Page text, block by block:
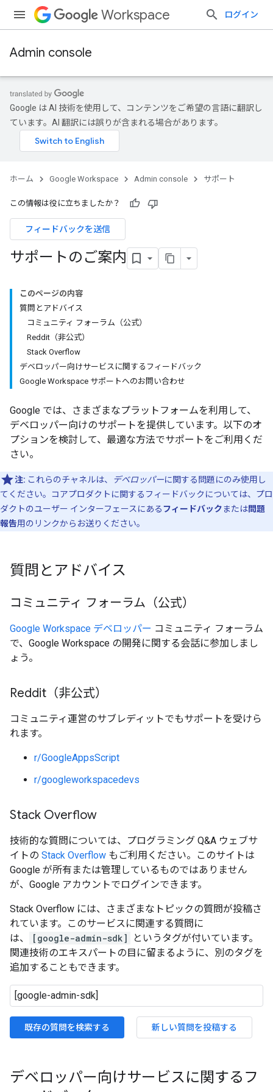
Workspace ログイン
Admin console
Google は AI 技術を使用して、コンテンツをご希望の言語に翻訳し
ています。AI 翻訳には誤りが含まれる場合があります。
ホーム Google Workspace Admin console サポート
この情報は役に立ちましたか？
フィードバックを送信
サポートのご案内
このページの内容
質問とアドバイス
コミュニティ フォーラム（公式）
Reddit（非公式）
Stack Overflow
デベロッパー向けサービスに関するフィードバック
Google Workspace サポートへのお問い合わせ
Google では、さまざまなプラットフォームを利用して、
デベロッパー向けのサポートを提供しています。以下のオ
プションを検討して、最適な方法でサポートをご利用くだ
さい。
注: これらのチャネルは、 デベロッパーに関する問題にのみ使用し
てください。コアプロダクトに関するフィードバックについては、プロ
ダクトのユーザー インターフェースにあるフィードバックまたは問題
報告用のリンクからお送りください。
質問とアドバイス
コミュニティ フォーラム（公式）
Google Workspace デベロッパー コミュニティ フォーラム
で、Google Workspace の開発に関する会話に参加しまし
ょう。
Reddit（非公式）
コミュニティ運営のサブレディットでもサポートを受けら
れます。
r/GoogleAppsScript
r/googleworkspacedevs
Stack Overflow
技術的な質問については、プログラミング Q&A ウェブサ
イトの Stack Overflow もご利用ください。このサイトは
Google が所有または管理しているものではありません
が、Google アカウントでログインできます。
Stack Overflow には、さまざまなトピックの質問が投稿さ
れています。このサービスに関連する質問に
は、
[google-admin-sdk]
というタグが付いています。
関連技術のエキスパートの目に留まるように、別のタグを
追加することもできます。
既存の質問を検索する 新しい質問を投稿する
デベロッパー向けサービスに関するフ